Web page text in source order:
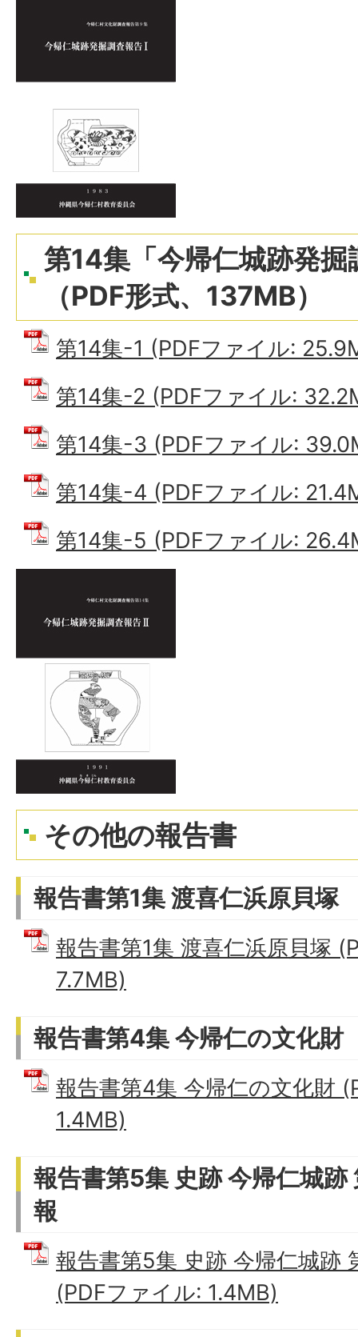
第14集「今帰仁城跡発
（PDF形式、137MB）
第14集-1 (PDFファイル:
第14集-2 (PDFファイル:
第14集-3 (PDFファイル:
第14集-4 (PDFファイル:
第14集-5 (PDFファイル:
その他の報告書
報告書第1集 渡喜仁浜原貝塚
報告書第1集 渡喜仁浜原貝塚
7.7MB)
報告書第4集 今帰仁の文化財
報告書第4集 今帰仁の文化財
1.4MB)
報告書第5集 史跡 今帰仁城跡
報
報告書第5集 史跡 今帰仁城跡
(PDFファイル: 1.4MB)